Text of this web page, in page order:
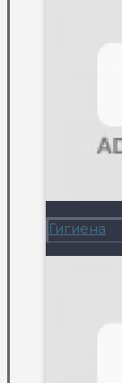
Гигиена